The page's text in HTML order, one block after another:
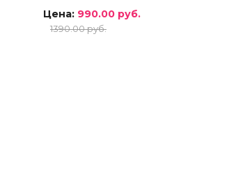
Цена: 990.00 руб.
1390.00 руб.